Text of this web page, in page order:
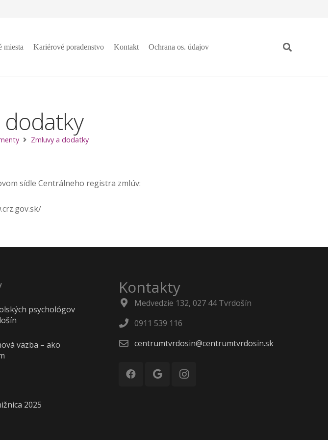
miesta Kariérové poradenstvo Kontakt Ochrana os. údajov
dodatky
Zmluvy a dodatky
sídle Centrálneho registra zmlúv:
psychológov
väzba – ako
2025
Kontakty
Medvedzie 132, 027 44 Tvrdošín
0911 539 116
centrumtvrdosin@centrumtvrdosin.sk